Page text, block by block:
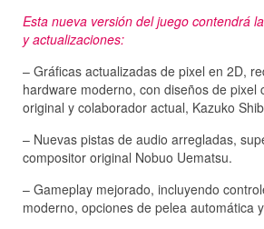
Esta nueva versión del juego contendrá
y actualizaciones:
– Gráficas actualizadas de pixel en 2D,
hardware moderno, con diseños de pixel
original y colaborador actual, Kazuko
– Nuevas pistas de audio arregladas,
compositor original Nobuo Uematsu.
– Gameplay mejorado, incluyendo
moderno, opciones de pelea automática